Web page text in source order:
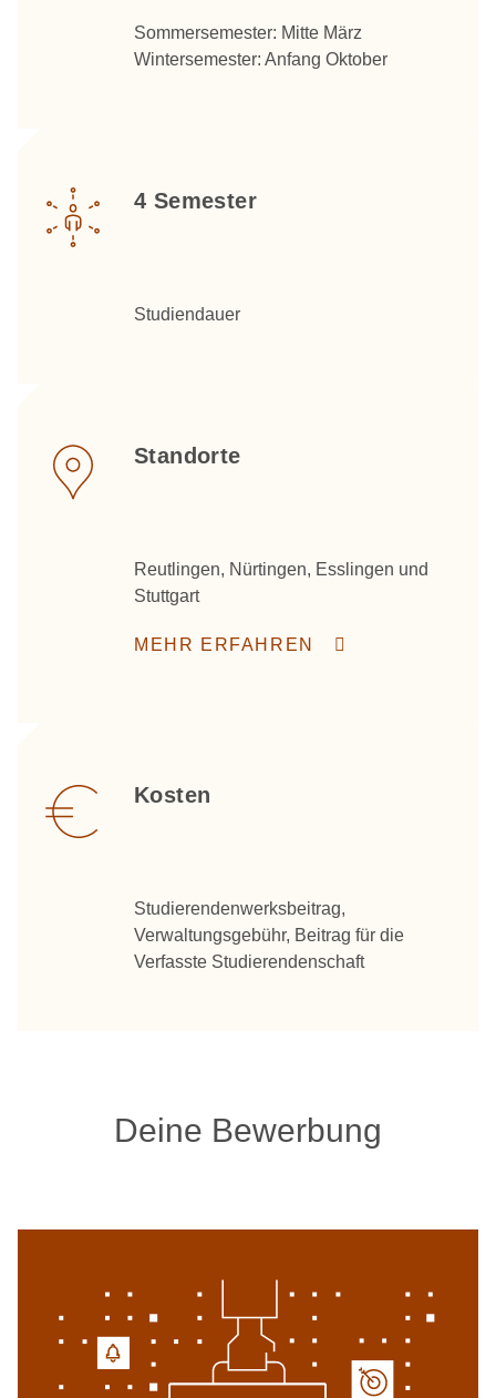
Sommersemester: Mitte März
Wintersemester: Anfang Oktober
4 Semester
Studiendauer
Standorte
Reutlingen, Nürtingen, Esslingen und
Stuttgart
MEHR ERFAHREN
Kosten
Studierendenwerksbeitrag,
Verwaltungsgebühr, Beitrag für die
Verfasste Studierendenschaft
Deine Bewerbung